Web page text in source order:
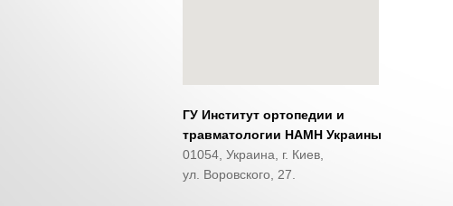
ГУ Институт ортопедии и
травматологии НАМН Украины
01054, Украина, г. Киев,
ул. Воровского, 27.